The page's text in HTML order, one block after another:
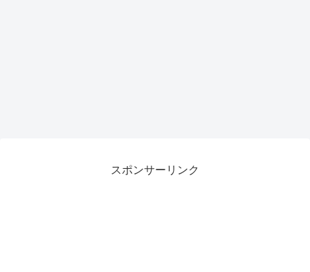
スポンサーリンク